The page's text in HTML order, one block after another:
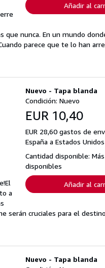
Añadir al
que nunca. En un mundo
parece que te lo han
Nuevo - Tapa blanda
Condición: Nuevo
EUR 10,40
EUR 28,60 gastos de
España a Estados
Cantidad disponible:
disponibles
Añadir al
a
serán cruciales para el
Nuevo - Tapa blanda